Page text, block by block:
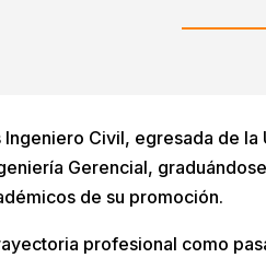
Ingeniero Civil, egresada de
Gerencial,
de su promoción.
profesional como